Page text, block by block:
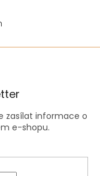
zasílat informace o
e-shopu.